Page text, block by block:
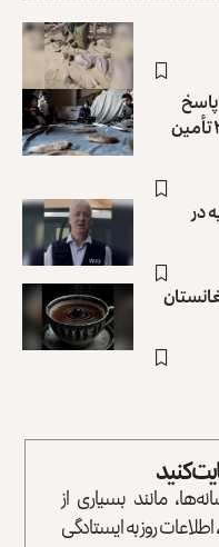
پاسخ
بشردوستانه‌ی افغانستان در سال ۲۰۲۶ تأمین
در
کنید
مانند بسیاری از
روز به ایستادگی